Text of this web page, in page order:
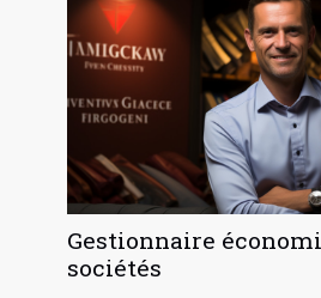
Gestionnaire
sociétés